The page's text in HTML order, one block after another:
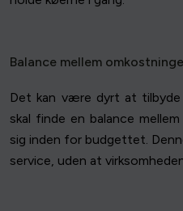
Balance mellem
Det kan være dyrt at tilbyde
skal finde en balance
sig inden for budgettet.
service, uden at